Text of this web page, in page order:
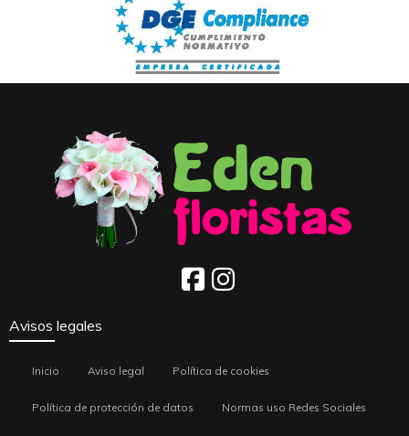
Avisos legales
Inicio Aviso legal Política de cookies
Política de protección de datos Normas uso Redes Sociales